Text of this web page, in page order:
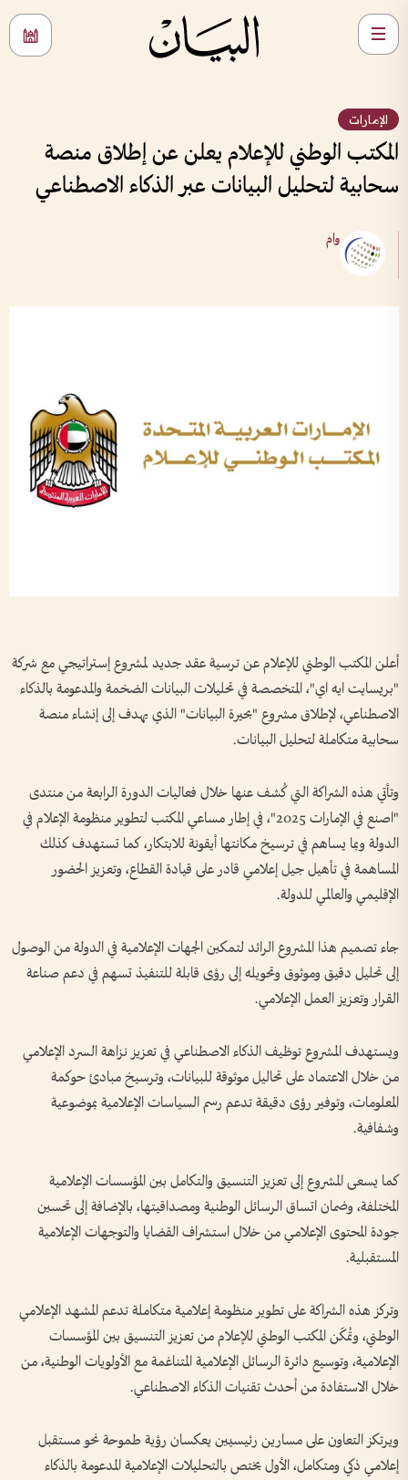
الإمارات
المكتب الوطني للإعلام يعلن عن إطلاق منصة
سحابية لتحليل البيانات عبر الذكاء الاصطناعي
وام
أعلن المكتب الوطني للإعلام عن ترسية عقد جديد لمشروع إستراتيجي مع شركة
"بريسايت ايه اي"، المتخصصة في تحليلات البيانات الضخمة والمدعومة بالذكاء
الاصطناعي، لإطلاق مشروع "بحيرة البيانات" الذي يهدف إلى إنشاء منصة
سحابية متكاملة لتحليل البيانات.
وتأتي هذه الشراكة التي كُشف عنها خلال فعاليات الدورة الرابعة من منتدى
"اصنع في الإمارات 2025"، في إطار مساعي المكتب لتطوير منظومة الإعلام في
الدولة وبما يساهم في ترسيخ مكانتها أيقونة للابتكار، كما تستهدف كذلك
المساهمة في تأهيل جيل إعلامي قادر على قيادة القطاع، وتعزيز الحضور
الإقليمي والعالمي للدولة.
جاء تصميم هذا المشروع الرائد لتمكين الجهات الإعلامية في الدولة من الوصول
إلى تحليل دقيق وموثوق وتحويله إلى رؤى قابلة للتنفيذ تسهم في دعم صناعة
القرار وتعزيز العمل الإعلامي.
ويستهدف المشروع توظيف الذكاء الاصطناعي في تعزيز نزاهة السرد الإعلامي
من خلال الاعتماد على تحاليل موثوقة للبيانات، وترسيخ مبادئ حوكمة
المعلومات، وتوفير رؤى دقيقة تدعم رسم السياسات الإعلامية بموضوعية
وشفافية.
كما يسعى المشروع إلى تعزيز التنسيق والتكامل بين المؤسسات الإعلامية
المختلفة، وضمان اتساق الرسائل الوطنية ومصداقيتها، بالإضافة إلى تحسين
جودة المحتوى الإعلامي من خلال استشراف القضايا والتوجهات الإعلامية
المستقبلية.
وتركز هذه الشراكة على تطوير منظومة إعلامية متكاملة تدعم المشهد الإعلامي
الوطني، وتُمكّن المكتب الوطني للإعلام من تعزيز التنسيق بين المؤسسات
الإعلامية، وتوسيع دائرة الرسائل الإعلامية المتناغمة مع الأولويات الوطنية، من
خلال الاستفادة من أحدث تقنيات الذكاء الاصطناعي.
ويرتكز التعاون على مسارين رئيسيين يعكسان رؤية طموحة نحو مستقبل
إعلامي ذكي ومتكامل، الأول يختص بالتحليلات الإعلامية المدعومة بالذكاء